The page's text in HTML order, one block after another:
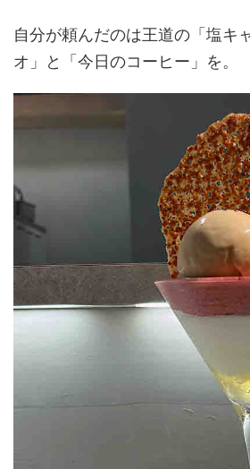
自分が頼んだのは王道の「塩キ
オ」と「今日のコーヒー」を。